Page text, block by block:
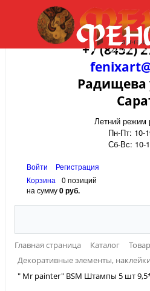
+7 (8452)
Радищева
Летний режим
Пн-Пт: 10-
Сб-Вс: 10-
Войти
Регистрация
Корзина
0 позиций
на сумму0 руб.
Главная страница Каталог
Декоративные элементы, наклейки
" Mr painter" BSM Штампы 5 шт